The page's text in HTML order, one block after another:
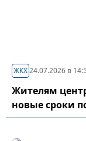
ЖКХ24.07.2026 в
Жителям
новые сроки